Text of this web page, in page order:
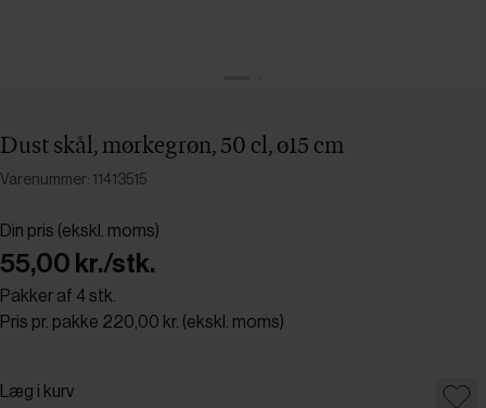
Dust skål, mørkegrøn, 50 cl, ø15 cm
Varenummer: 11413515
Din pris (ekskl. moms)
55,00 kr./stk.
Pakker af 4 stk.
Pris pr. pakke 220,00 kr. (ekskl. moms)
Læg i kurv